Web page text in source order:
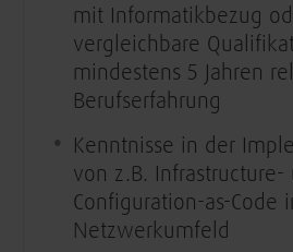
mit Informatikbezug
vergleichbare
mindestens 5 Jahren
Berufserfahrung
Kenntnisse in der
von z.B. Infrastructure-
Configuration-as-Code
Netzwerkumfeld